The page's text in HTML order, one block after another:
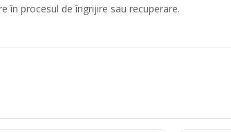
în procesul de îngrijire sau recuperare.